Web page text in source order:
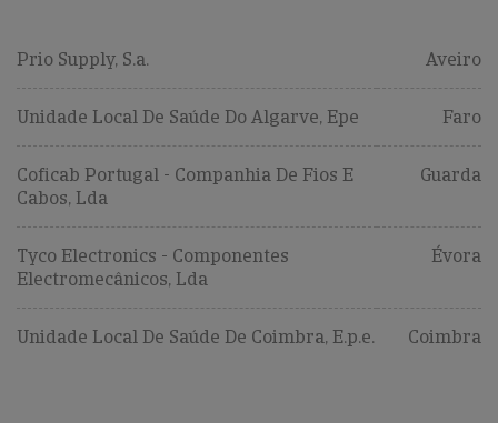
Prio Supply, S.a. Aveiro
Unidade Local De Saúde Do Algarve, Epe Faro
Coficab Portugal - Companhia De Fios E
Cabos, Lda
Guarda
Tyco Electronics - Componentes
Electromecânicos, Lda
Évora
Unidade Local De Saúde De Coimbra, E.p.e. Coimbra